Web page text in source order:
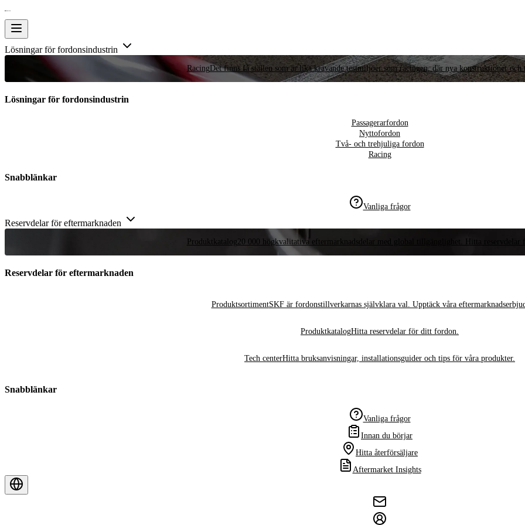
Lösningar för fordonsindustrin
RacingDet finns få ställen som är lika krävande testmiljöer som racingen, där nya konstruktioner och
Lösningar för fordonsindustrin
Passagerarfordon
Nyttofordon
Två- och trehjuliga fordon
Racing
Snabblänkar
Vanliga frågor
Reservdelar för eftermarknaden
Produktkatalog20 000 högkvalitativa eftermarknadsdelar med global tillgänglighet. Hitta reservdelar
Reservdelar för eftermarknaden
ProduktsortimentSKF är fordonstillverkarnas självklara val. Upptäck våra
ProduktkatalogHitta reservdelar för ditt fordon.
Tech centerHitta bruksanvisningar, installationsguider och tips för våra produkter.
Snabblänkar
Vanliga frågor
Innan du börjar
Hitta återförsäljare
Aftermarket Insights